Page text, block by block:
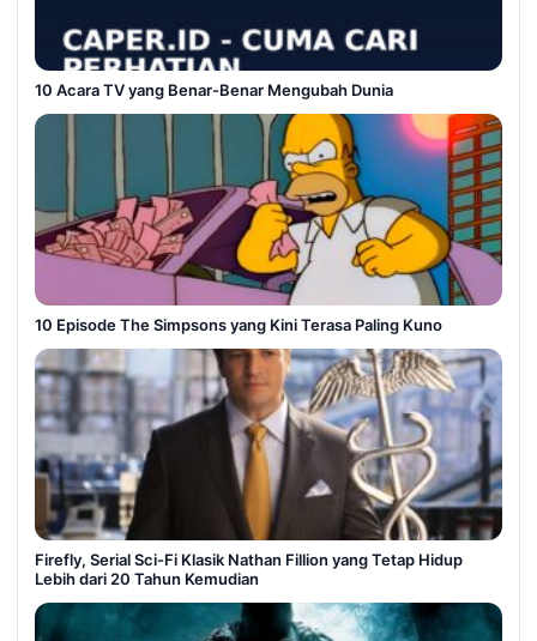
10 Acara TV yang Benar-Benar Mengubah Dunia
10 Episode The Simpsons yang Kini Terasa Paling Kuno
Firefly, Serial Sci-Fi Klasik Nathan Fillion yang Tetap Hidup
Lebih dari 20 Tahun Kemudian